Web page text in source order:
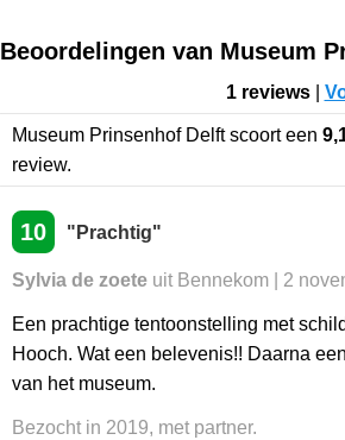
Beoordelingen van Museum
1 reviews|
Museum Prinsenhof Delftscoort een
review.
10 "Prachtig"
Sylvia de zoete uit Bennekom | 2
Een prachtige tentoonstelling met
Hooch. Wat een belevenis!! Daarna
van het museum.
Bezocht in 2019, met partner.